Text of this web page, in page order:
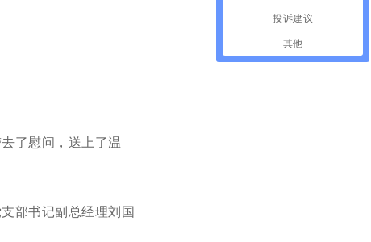
了慰问，送上了温
部书记副总经理刘国
投诉建议
其他